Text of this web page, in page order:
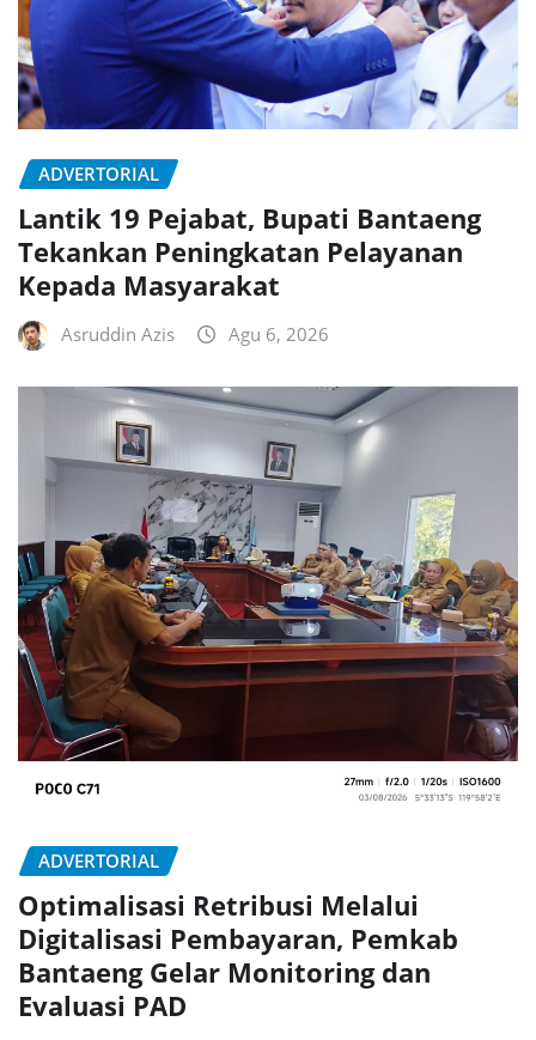
ADVERTORIAL
Lantik 19 Pejabat, Bupati Bantaeng
Tekankan Peningkatan Pelayanan
Kepada Masyarakat
Asruddin Azis Agu 6, 2026
ADVERTORIAL
Optimalisasi Retribusi Melalui
Digitalisasi Pembayaran, Pemkab
Bantaeng Gelar Monitoring dan
Evaluasi PAD